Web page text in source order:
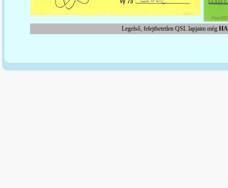
Legelső, felejthetetlen QSL lapjaim még